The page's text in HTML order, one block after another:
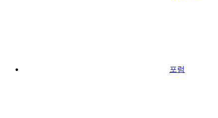
포럼